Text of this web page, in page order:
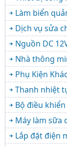
Làm biển
Dịch vụ sửa
Nguồn DC
Nhà thông
Phụ Kiện Khác
Thanh nhiệt
Bộ điều
Máy làm sữa
Lắp đặt điện